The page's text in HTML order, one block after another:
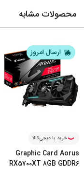
محصولات مشابه
ارسال امروز
خرید با دیجی‌کالا
Graphic Card Aorus
RX5700XT 8GB GDDR6